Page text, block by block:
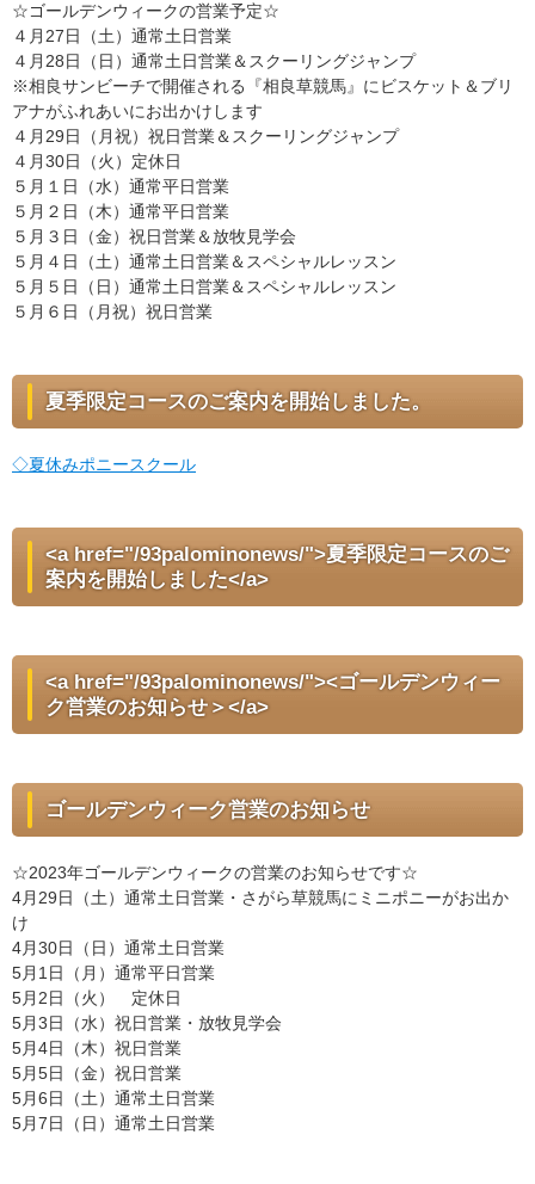
☆ゴールデンウィークの営業予定☆
４月27日（土）通常土日営業
４月28日（日）通常土日営業＆スクーリングジャンプ
※相良サンビーチで開催される『相良草競馬』にビスケット＆ブリ
アナがふれあいにお出かけします
４月29日（月祝）祝日営業＆スクーリングジャンプ
４月30日（火）定休日
５月１日（水）通常平日営業
５月２日（木）通常平日営業
５月３日（金）祝日営業＆放牧見学会
５月４日（土）通常土日営業＆スペシャルレッスン
５月５日（日）通常土日営業＆スペシャルレッスン
５月６日（月祝）祝日営業
夏季限定コースのご案内を開始しました。
◇夏休みポニースクール
<a href="/93palominonews/">夏季限定コースのご
案内を開始しました</a>
<a href="/93palominonews/"><ゴールデンウィー
ク営業のお知らせ＞</a>
ゴールデンウィーク営業のお知らせ
☆2023年ゴールデンウィークの営業のお知らせです☆
4月29日（土）通常土日営業・さがら草競馬にミニポニーがお出か
け
4月30日（日）通常土日営業
5月1日（月）通常平日営業
5月2日（火） 定休日
5月3日（水）祝日営業・放牧見学会
5月4日（木）祝日営業
5月5日（金）祝日営業
5月6日（土）通常土日営業
5月7日（日）通常土日営業